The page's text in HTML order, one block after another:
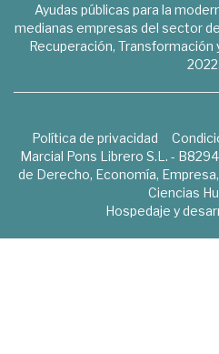
Ayudas públicas para la
medianas empresas del sector
Recuperación, Transformación
2022.
Política de privacidad
Marcial Pons Librero S.L. -
de Derecho, Economía,
Ciencias
Hospedaje y